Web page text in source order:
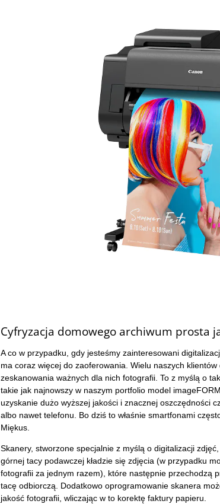
Cyfryzacja domowego archiwum prosta
A co w przypadku, gdy jesteśmy zainteresowani
ma coraz więcej do zaoferowania. Wielu naszych
zeskanowania ważnych dla nich fotografii. To z myślą o
takie jak najnowszy w naszym portfolio model
uzyskanie dużo wyższej jakości i znacznej oszczędności
albo nawet telefonu. Bo dziś to właśnie smartfonami
Miękus.
Skanery, stworzone specjalnie z myślą o digitalizacji
górnej tacy podawczej kładzie się zdjęcia (w przypadku
fotografii za jednym razem), które następnie przechodzą
tacę odbiorczą. Dodatkowo oprogramowanie skanera
jakość fotografii, wliczając w to korektę faktury papieru.